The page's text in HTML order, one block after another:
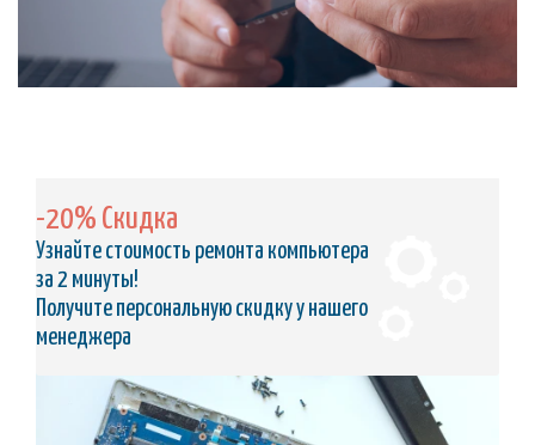
-20% Скидка
Узнайте стоимость ремонта компьютера
за 2 минуты!
Получите персональную скидку у нашего
менеджера